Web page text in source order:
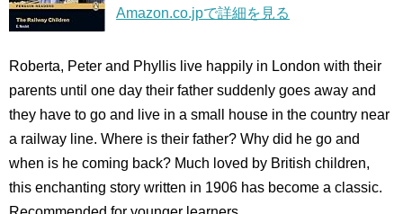
Amazon.co.jpで詳細を見る
Roberta, Peter and Phyllis live happily in London with their
parents until one day their father suddenly goes away and
they have to go and live in a small house in the country near
a railway line. Where is their father? Why did he go and
when is he coming back? Much loved by British children,
this enchanting story written in 1906 has become a classic.